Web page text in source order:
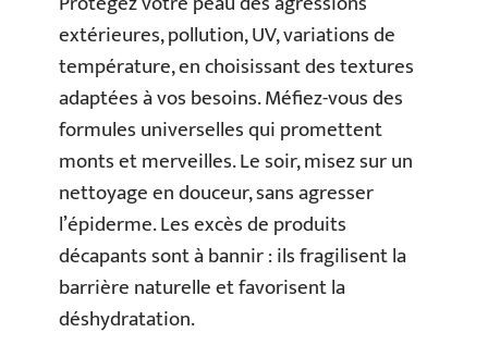
extérieures, pollution, UV, variations de
température, en choisissant des textures
adaptées à vos besoins. Méfiez-vous des
formules universelles qui promettent
monts et merveilles. Le soir, misez sur un
nettoyage en douceur, sans agresser
l’épiderme. Les excès de produits
décapants sont à bannir : ils fragilisent la
barrière naturelle et favorisent la
déshydratation.